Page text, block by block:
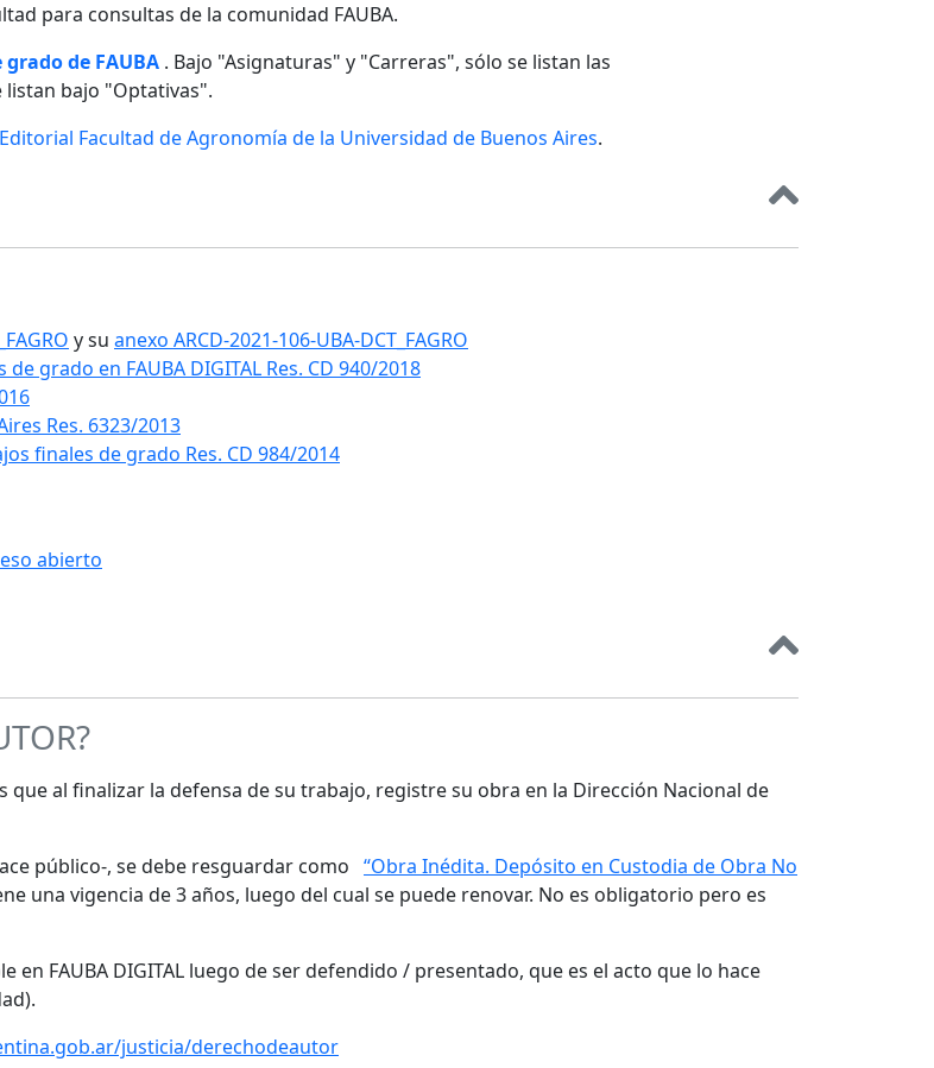
para consultas de la comunidad FAUBA.
de FAUBA . Bajo "Asignaturas" y "Carreras", sólo se listan las
listan bajo "Optativas".
Editorial Facultad de Agronomía de la Universidad de Buenos Aires.
y su anexo ARCD-2021-106-UBA-DCT_FAGRO
grado en FAUBA DIGITAL Res. CD 940/2018
Res. 6323/2013
finales de grado Res. CD 984/2014
abierto
al finalizar la defensa de su trabajo, registre su obra en la Dirección Nacional de
público-, se debe resguardar como “Obra Inédita. Depósito en Custodia de Obra No
una vigencia de 3 años, luego del cual se puede renovar. No es obligatorio pero es
FAUBA DIGITAL luego de ser defendido / presentado, que es el acto que lo hace
justicia/derechodeautor